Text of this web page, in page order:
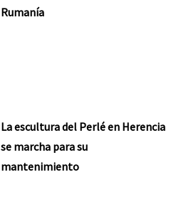
Rumanía
La escultura del Perlé en Herencia
se marcha para su
mantenimiento